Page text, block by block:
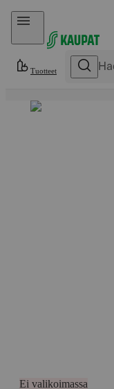
Hyppää sisältöön
Tuotteet
Ei valikoimassa